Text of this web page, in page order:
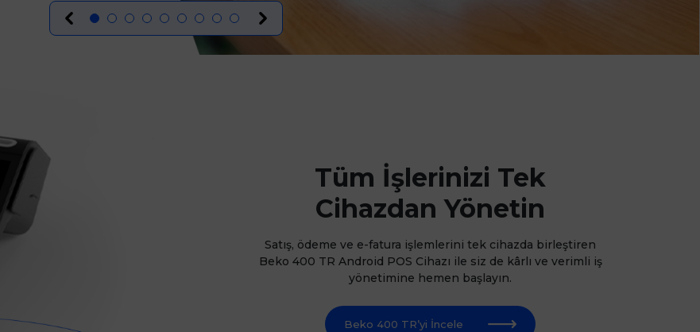
Tüm İşlerinizi Tek
Cihazdan Yönetin
Satış, ödeme ve e-fatura işlemlerini tek cihazda birleştiren
Beko 400 TR Android POS Cihazı ile siz de kârlı ve verimli iş
yönetimine hemen başlayın.
Beko 400 TR’yi İncele